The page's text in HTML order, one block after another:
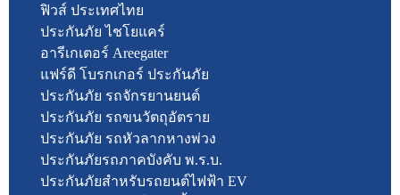
ฟิวส์ ประเทศไทย
ประกันภัย ไชโยแคร์
อารีเกเตอร์ Areegater
แฟร์ดี โบรกเกอร์ ประกันภัย
ประกันภัย รถจักรยานยนต์
ประกันภัย รถขนวัตถุอัตราย
ประกันภัย รถหัวลากหางพ่วง
ประกันภัยรถภาคบังคับ พ.ร.บ.
ประกันภัยสำหรับรถยนต์ไฟฟ้า EV